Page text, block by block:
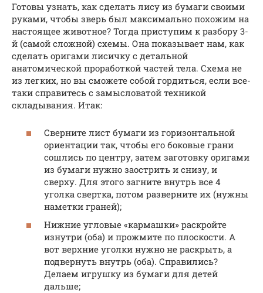
Готовы узнать, как сделать лису из бумаги своими
руками, чтобы зверь был максимально похожим на
настоящее животное? Тогда приступим к разбору 3-
й (самой сложной) схемы. Она показывает нам, как
сделать оригами лисичку с детальной
анатомической проработкой частей тела. Схема не
из легких, но вы сможете собой гордиться, если все-
таки справитесь с замысловатой техникой
складывания. Итак:
Сверните лист бумаги из горизонтальной
ориентации так, чтобы его боковые грани
сошлись по центру, затем заготовку оригами
из бумаги нужно заострить и снизу, и
сверху. Для этого загните внутрь все 4
уголка свертка, потом разверните их (нужны
наметки граней);
Нижние угловые «кармашки» раскройте
изнутри (оба) и прожмите по плоскости. А
вот верхние уголки нужно не раскрыть, а
подвернуть внутрь (оба). Справились?
Делаем игрушку из бумаги для детей
дальше;